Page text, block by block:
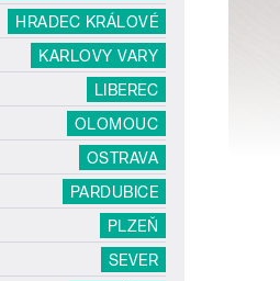
HRADEC KRÁLOVÉ
KARLOVY VARY
LIBEREC
OLOMOUC
OSTRAVA
PARDUBICE
PLZEŇ
SEVER